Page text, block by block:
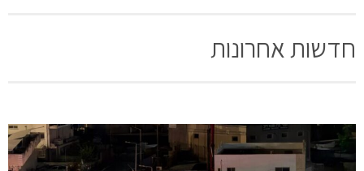
חדשות אחרונות